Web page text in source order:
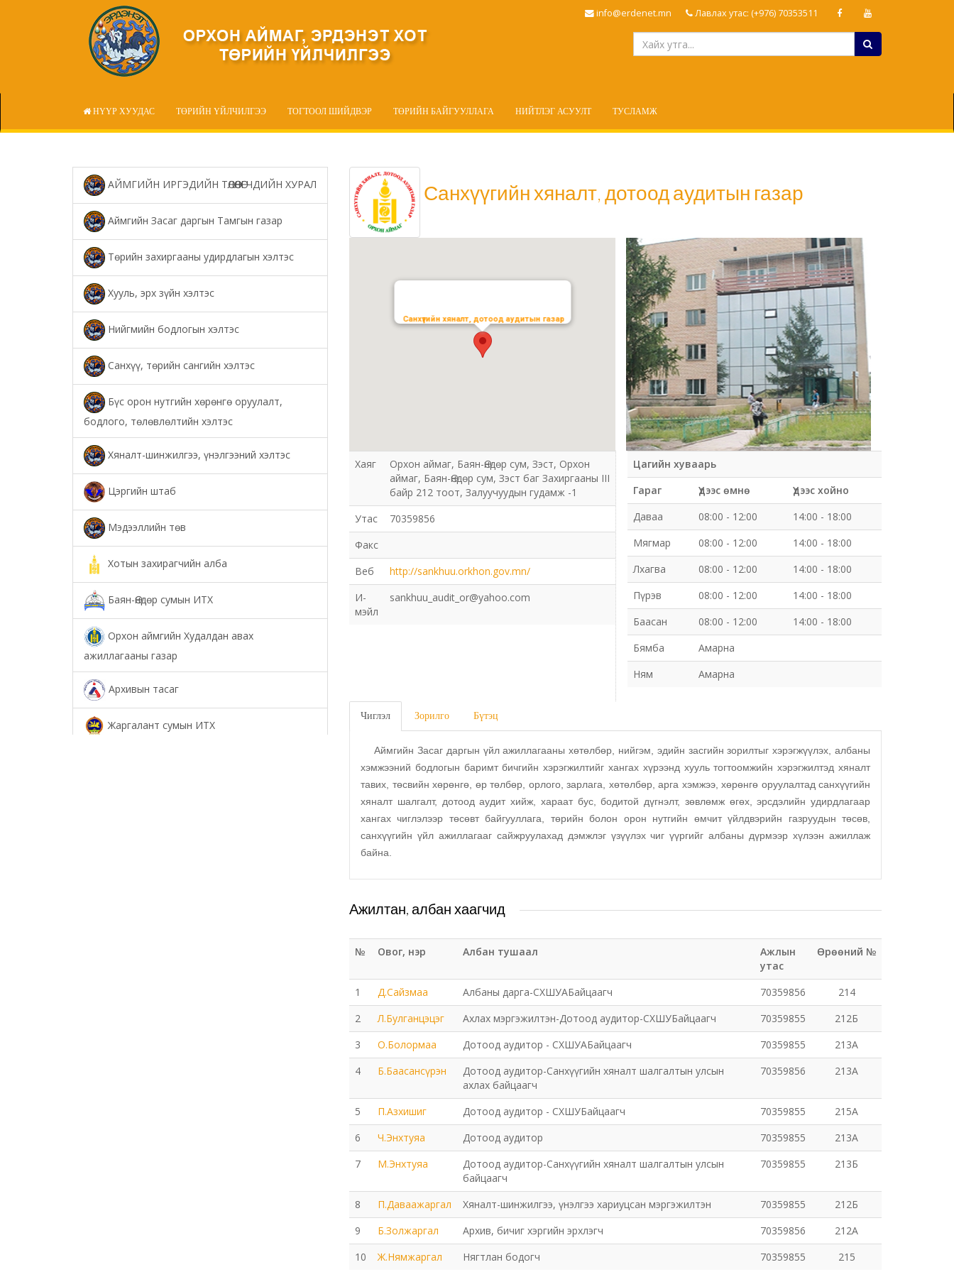
info@erdenet.mn Лавлах утас: (+976) 70353511
НҮҮР ХУУДАС ТӨРИЙН ҮЙЛЧИЛГЭЭ ТОГТООЛ ШИЙДВЭР ТӨРИЙН БАЙГУУЛЛАГА НИЙТЛЭГ АСУУЛТ ТУСЛАМЖ
АЙМГИЙН ИРГЭДИЙН ТӨЛӨӨЛӨГЧДИЙН ХУРАЛ
Аймгийн Засаг даргын Тамгын газар
Төрийн захиргааны удирдлагын хэлтэс
Хууль, эрх зүйн хэлтэс
Нийгмийн бодлогын хэлтэс
Санхүү, төрийн сангийн хэлтэс
Бүс орон нутгийн хөрөнгө оруулалт,
бодлого, төлөвлөлтийн хэлтэс
Хяналт-шинжилгээ, үнэлгээний хэлтэс
Цэргийн штаб
Мэдээллийн төв
Хотын захирагчийн алба
Баян-Өндөр сумын ИТХ
Орхон аймгийн Худалдан авах
ажиллагааны газар
Архивын тасаг
Жаргалант сумын ИТХ
Санхүүгийн хяналт, дотоод аудитын газар
Санхүүгийн хяналт, дотоод аудитын газар
Хаяг
Орхон аймаг, Баян-Өндөр сум, Зэст, Орхон
аймаг, Баян-Өндөр сум, Зэст баг Захиргааны III
байр 212 тоот, Залуучуудын гудамж -1
Утас
70359856
Факс
Веб
http://sankhuu.orkhon.gov.mn/
И-
мэйл
sankhuu_audit_or@yahoo.com
Цагийн хуваарь
Гараг
Үдээс өмнө
Үдээс хойно
Даваа
08:00 - 12:00
14:00 - 18:00
Мягмар
08:00 - 12:00
14:00 - 18:00
Лхагва
08:00 - 12:00
14:00 - 18:00
Пүрэв
08:00 - 12:00
14:00 - 18:00
Баасан
08:00 - 12:00
14:00 - 18:00
Бямба
Амарна
Ням
Амарна
Чиглэл Зорилго Бүтэц
Аймгийн Засаг даргын үйл ажиллагааны хөтөлбөр, нийгэм, эдийн засгийн зорилтыг хэрэгжүүлэх, албаны
хэмжээний бодлогын баримт бичгийн хэрэгжилтийг хангах хүрээнд хууль тогтоомжийн хэрэгжилтэд хяналт
тавих, төсвийн хөрөнгө, өр төлбөр, орлого, зарлага, хөтөлбөр, арга хэмжээ, хөрөнгө оруулалтад санхүүгийн
хяналт шалгалт, дотоод аудит хийж, хараат бус, бодитой дүгнэлт, зөвлөмж өгөх, эрсдэлийн удирдлагаар
хангах чиглэлээр төсөвт байгууллага, төрийн болон орон нутгийн өмчит үйлдвэрийн газруудын төсөв,
санхүүгийн үйл ажиллагааг сайжруулахад дэмжлэг үзүүлэх чиг үүргийг албаны дүрмээр хүлээн ажиллаж
байна.
Ажилтан, албан хаагчид
№ Овог, нэр Албан тушаал
Ажлын
утас
Өрөөний №
1 Д.Сайзмаа Албаны дарга-СХШУАБайцаагч 70359856
214
2
Л.Булганцэцэг Ахлах мэргэжилтэн-Дотоод аудитор-СХШУБайцаагч 70359855
212Б
3
О.Болормаа Дотоод аудитор - СХШУАБайцаагч 70359855
213А
4
Б.Баасансүрэн
Дотоод аудитор-Санхүүгийн хяналт шалгалтын улсын
ахлах байцаагч
70359856 213А
5 П.Азхишиг Дотоод аудитор - СХШУБайцаагч 70359855
215А
6
Ч.Энхтуяа Дотоод аудитор 70359855
213А
7
М.Энхтуяа
Дотоод аудитор-Санхүүгийн хяналт шалгалтын улсын
байцаагч
70359855 213Б
8 П.Даваажаргал Хяналт-шинжилгээ, үнэлгээ хариуцсан мэргэжилтэн 70359855
212Б
9
Б.Золжаргал Архив, бичиг хэргийн эрхлэгч 70359856
212А
10
Ж.Нямжаргал Нягтлан бодогч 70359855 215